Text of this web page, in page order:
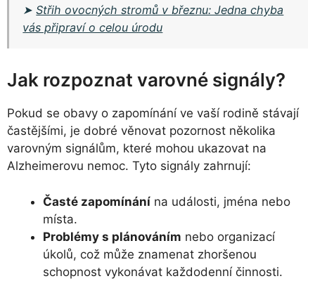
➤Střih ovocných stromů v březnu: Jedna chyba
vás připraví o celou úrodu
Jak rozpoznat varovné signály?
Pokud se obavy o zapomínání ve vaší rodině stávají
častějšími, je dobré věnovat pozornost několika
varovným signálům, které mohou ukazovat na
Alzheimerovu nemoc. Tyto signály zahrnují:
Časté zapomínání na události, jména nebo
místa.
Problémy s plánováním nebo organizací
úkolů, což může znamenat zhoršenou
schopnost vykonávat každodenní činnosti.